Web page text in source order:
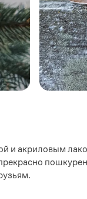
и акриловым